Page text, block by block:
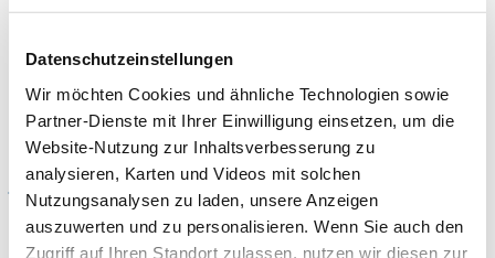
Datenschutzeinstellungen
Wir möchten Cookies und ähnliche Technologien sowie
Partner-Dienste mit Ihrer Einwilligung einsetzen, um die
Website-Nutzung zur Inhaltsverbesserung zu
analysieren, Karten und Videos mit solchen
Nutzungsanalysen zu laden, unsere Anzeigen
auszuwerten und zu personalisieren. Wenn Sie auch den
Zugriff auf Ihren Standort zulassen, nutzen wir diesen zur
Vertraulichkeit
Freiwilligkeit
Diversity
Partizipation und Teilhabe
Interkulturelle Bildung
Angebote
• Teilhabe an der Lebenswelt junger Fußballfans
• Begleitung von Heim- und Auswärtsspielen der TSG Hoff